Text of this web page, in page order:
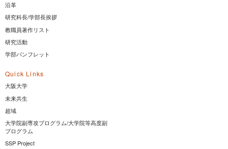
沿革
研究科長/学部長挨拶
教職員著作リスト
研究活動
学部パンフレット
Quick Links
大阪大学
未来共生
超域
大学院副専攻プログラム/大学院等高度副
プログラム
SSP Project